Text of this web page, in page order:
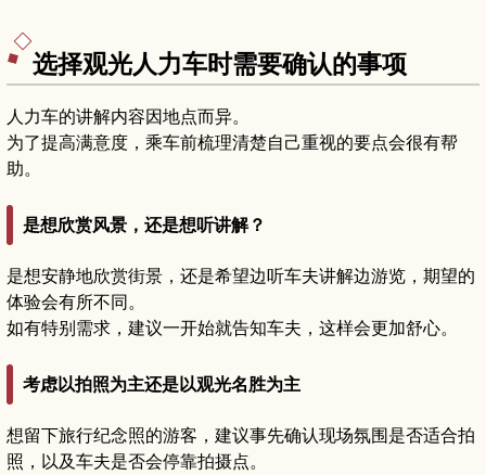
选择观光人力车时需要确认的事项
人力车的讲解内容因地点而异。
为了提高满意度，乘车前梳理清楚自己重视的要点会很有帮
助。
是想欣赏风景，还是想听讲解？
是想安静地欣赏街景，还是希望边听车夫讲解边游览，期望的
体验会有所不同。
如有特别需求，建议一开始就告知车夫，这样会更加舒心。
考虑以拍照为主还是以观光名胜为主
想留下旅行纪念照的游客，建议事先确认现场氛围是否适合拍
照，以及车夫是否会停靠拍摄点。